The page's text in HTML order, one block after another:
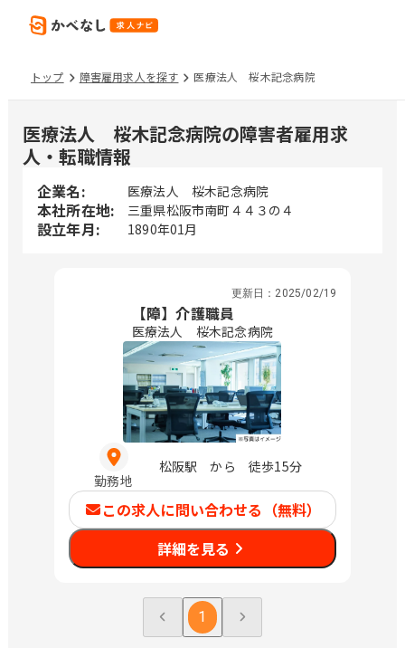
トップ 障害雇用求人を探す 医療法人 桜木記念病院
医療法人 桜木記念病院の障害者雇用求
人・転職情報
企業名: 医療法人 桜木記念病院
本社所在地: 三重県松阪市南町４４３の４
設立年月: 1890年01月
更新日： 2025/02/19
【障】介護職員
医療法人 桜木記念病院
勤務地
松阪駅 から 徒歩15分
この求人に問い合わせる（無料）
詳細を見る
1